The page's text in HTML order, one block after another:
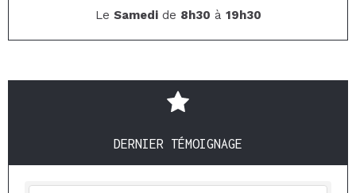
Le Samedide 8h30 à 19h30
DERNIER TÉMOIGNAGE